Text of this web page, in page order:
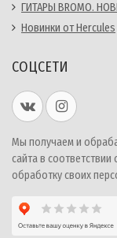
ГИТАРЫ BROMO.
Новинки от Hercules
СОЦСЕТИ
Мы получаем и
сайта в соответствии
обработку своих